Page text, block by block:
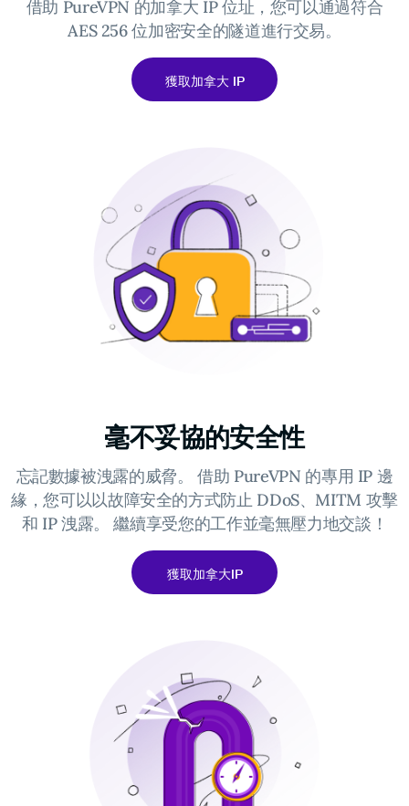
借助 PureVPN 的加拿大 IP 位址，您可以通過符合
AES 256 位加密安全的隧道進行交易。
獲取加拿大 IP
毫不妥協的安全性
忘記數據被洩露的威脅。 借助 PureVPN 的專用 IP 邊
緣，您可以以故障安全的方式防止 DDoS、MITM 攻擊
和 IP 洩露。 繼續享受您的工作並毫無壓力地交談！
獲取加拿大IP